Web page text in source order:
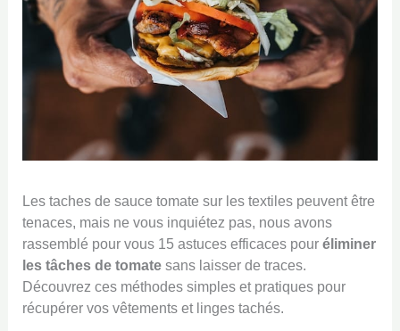
Les taches de sauce tomate sur les textiles peuvent être
tenaces, mais ne vous inquiétez pas, nous avons
rassemblé pour vous 15 astuces efficaces pouréliminer
les tâches de tomate sans laisser de traces.
Découvrez ces méthodes simples et pratiques pour
récupérer vos vêtements et linges tachés.